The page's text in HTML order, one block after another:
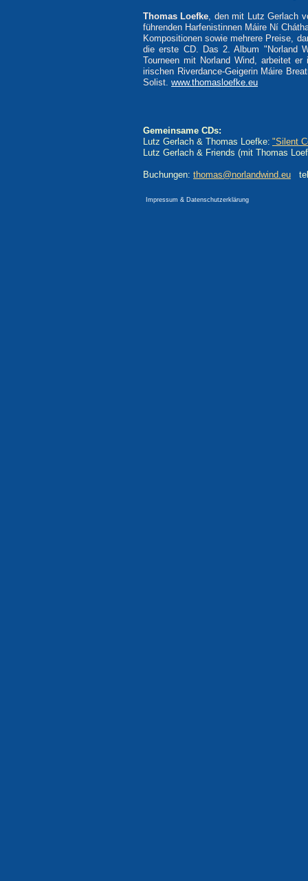
Thomas Loefke, den mit Lutz Gerlach
führenden Harfenistinnen Máire Ní
Kompositionen sowie mehrere Preise,
die erste CD. Das 2. Album "Norland
Tourneen mit Norland Wind, arbeitet
irischen Riverdance-Geigerin Máire
Solist. www.thomasloefke.eu
Gemeinsame CDs:
Lutz Gerlach & Thomas Loefke: "Silent
Lutz Gerlach & Friends (mit Thomas
Buchungen: thomas@norlandwind.eu
Impressum & Datenschutzerklärung